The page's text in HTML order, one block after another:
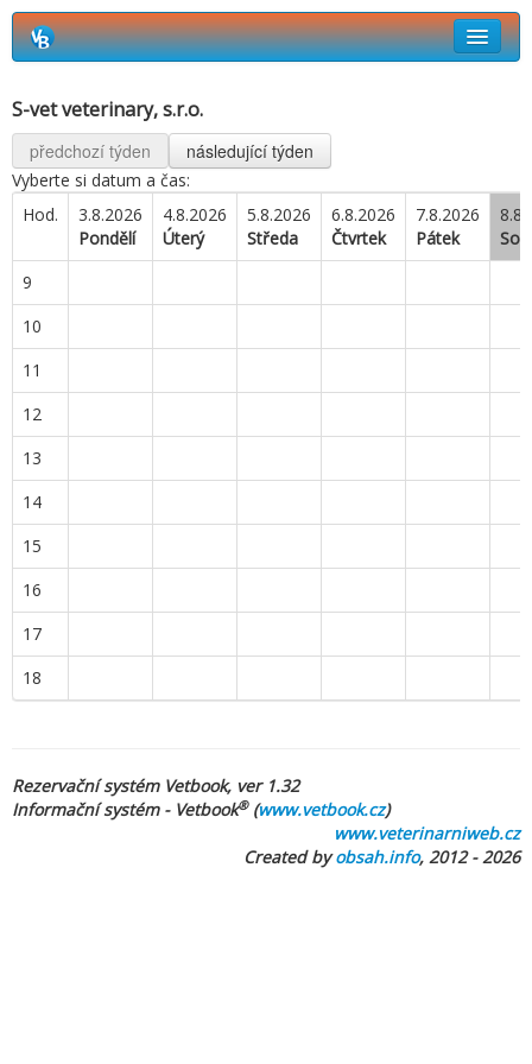
Jak si objednat termín návštěvy?
S-vet veterinary, s.r.o.
předchozí týden následující týden
Vyberte si datum a čas:
Hod.
3.8.2026
Pondělí
4.8.2026
Úterý
5.8.2026
Středa
6.8.2026
Čtvrtek
7.8.2026
Pátek
9
10
11
12
13
14
15
16
17
18
Rezervační systém Vetbook, ver 1.32
Informační systém - Vetbook®(www.vetbook.cz)
www.veterinarniweb.cz
Created byobsah.info, 2012 - 2026